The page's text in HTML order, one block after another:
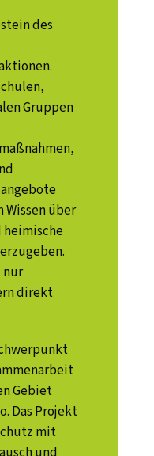
des
Gruppen
über
nur
direkt
Gebiet
Das Projekt
mit